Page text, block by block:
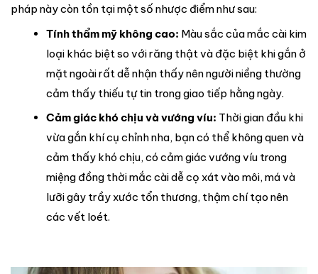
pháp này còn tồn tại một số nhược điểm như sau:
Tính thẩm mỹ không cao: Màu sắc của mắc cài kim
loại khác biệt so với răng thật và đặc biệt khi gắn ở
mặt ngoài rất dễ nhận thấy nên người niềng thường
cảm thấy thiếu tự tin trong giao tiếp hằng ngày.
Cảm giác khó chịu và vướng víu: Thời gian đầu khi
vừa gắn khí cụ chỉnh nha, bạn có thể không quen và
cảm thấy khó chịu, có cảm giác vướng víu trong
miệng đồng thời mắc cài dễ cọ xát vào môi, má và
lưỡi gây trầy xước tổn thương, thậm chí tạo nên
các vết loét.